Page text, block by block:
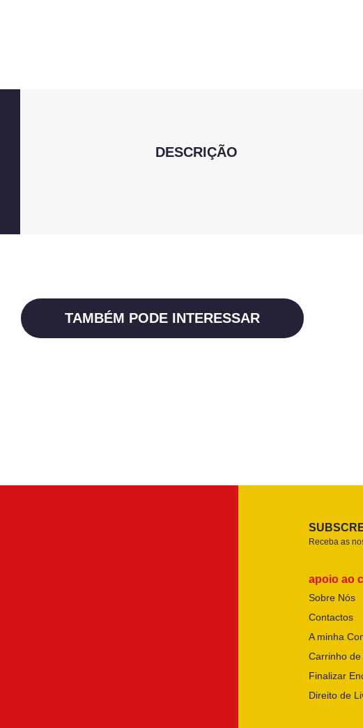
DESCRIÇÃO
TAMBÉM PODE INTERESSAR
Receba as
apoio ao
Sobre Nós
Contactos
A minha
Carrinho
Finalizar
Direito de